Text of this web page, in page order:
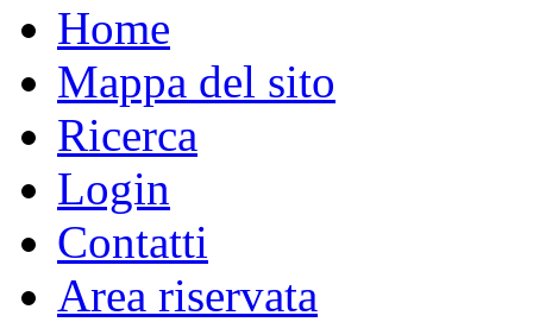
Home
Mappa del sito
Ricerca
Login
Contatti
Area riservata